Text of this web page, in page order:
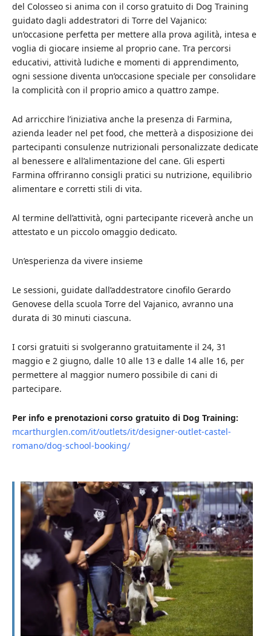
del Colosseo si anima con il corso gratuito di Dog Training
guidato dagli addestratori di Torre del Vajanico:
un’occasione perfetta per mettere alla prova agilità, intesa e
voglia di giocare insieme al proprio cane. Tra percorsi
educativi, attività ludiche e momenti di apprendimento,
ogni sessione diventa un’occasione speciale per consolidare
la complicità con il proprio amico a quattro zampe.
Ad arricchire l’iniziativa anche la presenza di Farmina,
azienda leader nel pet food, che metterà a disposizione dei
partecipanti consulenze nutrizionali personalizzate dedicate
al benessere e all’alimentazione del cane. Gli esperti
Farmina offriranno consigli pratici su nutrizione, equilibrio
alimentare e corretti stili di vita.
Al termine dell’attività, ogni partecipante riceverà anche un
attestato e un piccolo omaggio dedicato.
Un’esperienza da vivere insieme
Le sessioni, guidate dall’addestratore cinofilo Gerardo
Genovese della scuola Torre del Vajanico, avranno una
durata di 30 minuti ciascuna.
I corsi gratuiti si svolgeranno gratuitamente il 24, 31
maggio e 2 giugno, dalle 10 alle 13 e dalle 14 alle 16, per
permettere al maggior numero possibile di cani di
partecipare.
Per info e prenotazioni corso gratuito di Dog Training:
mcarthurglen.com/it/outlets/it/designer-outlet-castel-
romano/dog-school-booking/